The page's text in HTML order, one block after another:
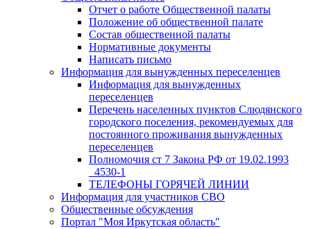
Отчет о работе Общественной палаты
Положение об общественной палате
Состав общественной палаты
Нормативные документы
Написать письмо
Информация для вынужденных переселенцев
Информация для вынужденных
переселенцев
Перечень населенных пунктов Слюдянского
городского поселения, рекомендуемых для
постоянного проживания вынужденных
переселенцев
Полномочия ст 7 Закона РФ от 19.02.1993
_4530-1
ТЕЛЕФОНЫ ГОРЯЧЕЙ ЛИНИИ
Информация для участников СВО
Общественные обсуждения
Портал "Моя Иркутская область"